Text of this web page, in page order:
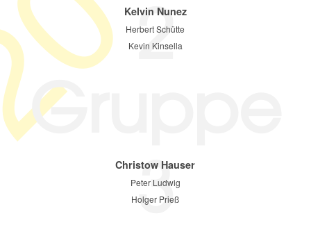
2
Kelvin Nunez
Herbert Schütte
Kevin Kinsella
Gruppe
3
Christow Hauser
Peter Ludwig
Holger Prieß